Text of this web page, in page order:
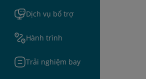
Dịch vụ bổ trợ
Hành trình
Trải nghiệm bay